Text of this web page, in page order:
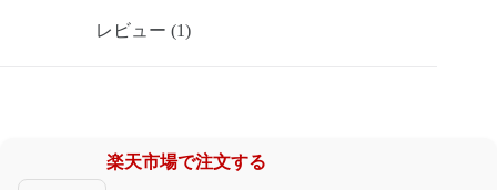
レビュー (1)
楽天市場で注文する